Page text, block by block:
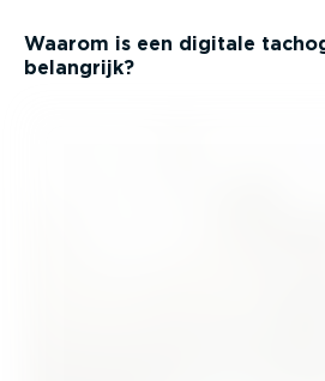
Waarom is een digitale
belangrijk?